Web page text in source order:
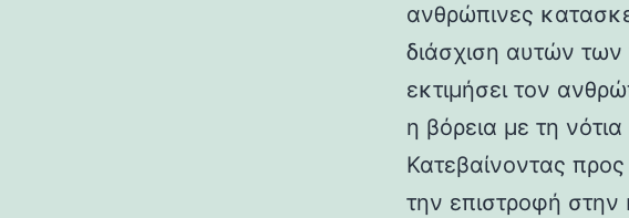
ανθρώπινες
διάσχιση αυτών των
εκτιμήσει τον
η βόρεια με τη
Κατεβαίνοντας
την επιστροφή